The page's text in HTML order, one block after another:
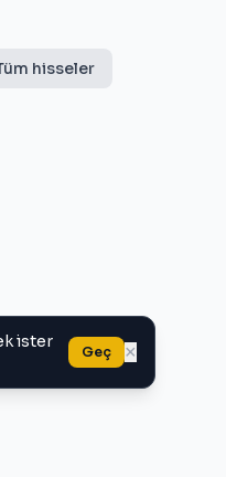
ister
Geç ×
hisseler